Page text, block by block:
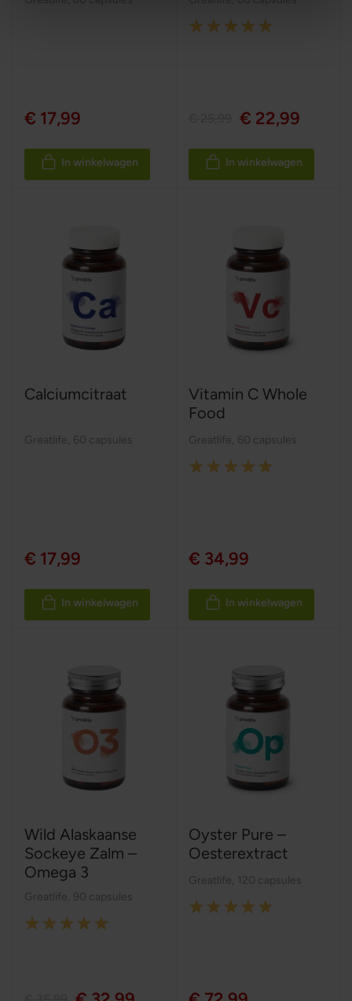
€ 17,99
In winkelwagen
Rating:
€ 22,99
In winkelwagen
Calciumcitraat
Greatlife 60 capsules
€ 17,99
In winkelwagen
Vitamin C Whole
Food
Greatlife 60 capsules
Rating:
€ 34,99
In winkelwagen
Wild Alaskaanse
Sockeye Zalm –
Omega 3
Greatlife 90 capsules
Rating:
Oyster Pure –
Oesterextract
Greatlife 120 capsules
Rating: